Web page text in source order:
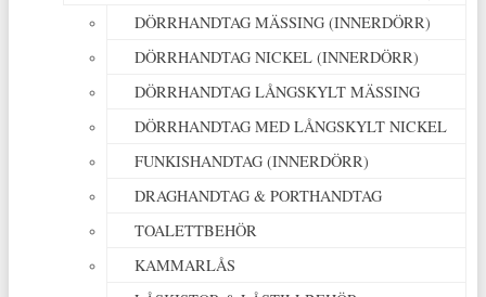
DÖRRHANDTAG MÄSSING (INNERDÖRR)
DÖRRHANDTAG NICKEL (INNERDÖRR)
DÖRRHANDTAG LÅNGSKYLT MÄSSING
DÖRRHANDTAG MED LÅNGSKYLT NICKEL
FUNKISHANDTAG (INNERDÖRR)
DRAGHANDTAG & PORTHANDTAG
TOALETTBEHÖR
KAMMARLÅS